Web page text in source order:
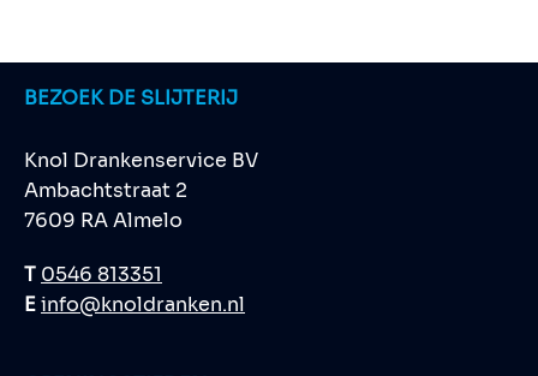
BEZOEK DE SLIJTERIJ
Knol Drankenservice BV
Ambachtstraat 2
7609 RA Almelo
T 0546 813351
Einfo@knoldranken.nl